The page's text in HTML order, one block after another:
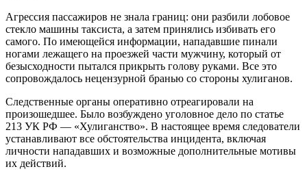
Агрессия пассажиров не знала границ: они разбили лобовое
стекло машины таксиста, а затем принялись избивать его
самого. По имеющейся информации, нападавшие пинали
ногами лежащего на проезжей части мужчину, который от
безысходности пытался прикрыть голову руками. Все это
сопровождалось нецензурной бранью со стороны хулиганов.
Следственные органы оперативно отреагировали на
произошедшее. Было возбуждено уголовное дело по статье
213 УК РФ — «Хулиганство». В настоящее время следователи
устанавливают все обстоятельства инцидента, включая
личности нападавших и возможные дополнительные мотивы
их действий.